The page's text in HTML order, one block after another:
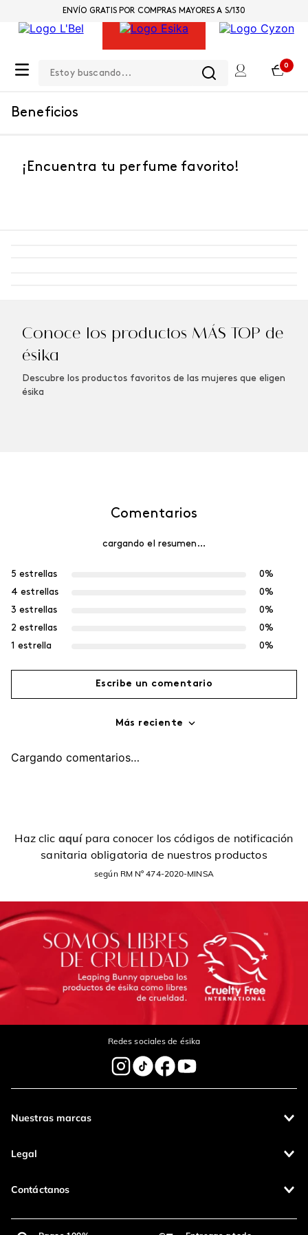
0
ENVÍO GRATIS POR COMPRAS MAYORES A S/130
Beneficios
¡Encuentra tu perfume favorito!
Conoce los productos MÁS TOP de
ésika
Descubre los productos favoritos de las mujeres que eligen
ésika
Comentarios
cargando el resumen…
5 estrellas
0%
4 estrellas
0%
3 estrellas
0%
2 estrellas
0%
1 estrella
0%
Escribe un comentario
Título
Tu nombre
Dirección de email
Escribe un comentario
Enviar Comentario
Más reciente
Cargando comentarios…
Haz clic aquípara conocer los códigos de notificación
sanitaria obligatoria de nuestros productos
según RM Nº 474-2020-MINSA
Redes sociales de ésika
Nuestras marcas
Legal
Contáctanos